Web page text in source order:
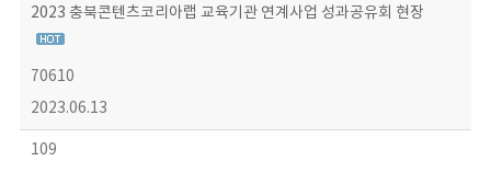
2023 충북콘텐츠코리아랩 교육기관 연계사업 성과공유회 현장
70610
2023.06.13
109